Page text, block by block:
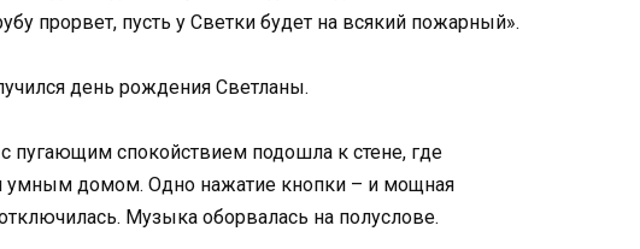
прорвет, пусть у Светки будет на всякий пожарный».
день рождения Светланы.
пугающим спокойствием подошла к стене, где
умным домом. Одно нажатие кнопки – и мощная
Музыка оборвалась на полуслове.